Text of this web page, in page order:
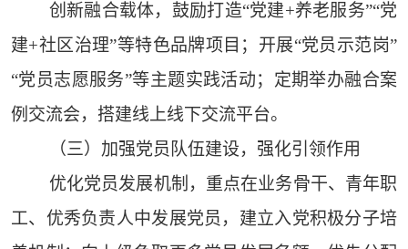
创新融合载体，鼓励打造“党建+养老服务”“党
建+社区治理”等特色品牌项目；开展“党员示范岗”
“党员志愿服务”等主题实践活动；定期举办融合案
例交流会，搭建线上线下交流平台。
（三）加强党员队伍建设，强化引领作用
优化党员发展机制，重点在业务骨干、青年职
工、优秀负责人中发展党员，建立入党积极分子培